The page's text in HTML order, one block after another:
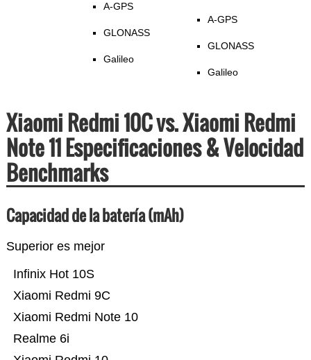
A-GPS
GLONASS
Galileo
A-GPS
GLONASS
Galileo
Xiaomi Redmi 10C vs. Xiaomi Redmi
Note 11 Especificaciones & Velocidad
Benchmarks
Capacidad de la batería (mAh)
Superior es mejor
Realme 6i
Xiaomi Redmi Note 10
Xiaomi Redmi 9C
Infinix Hot 10S